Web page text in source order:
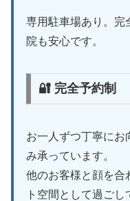
専用駐車場あり。完
院も安心です。
🔐 完全予約制
お一人ずつ丁寧にお
み承っています。
他のお客様と顔を合
ト空間として過ごし